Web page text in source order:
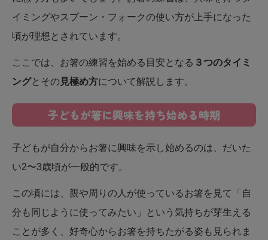
イミングやスプーン・フォークの使い方が上手になった
頃が理想とされています。
ここでは、お箸の練習を始める目安となる ３つのタイミ
ングとその見極め方について解説します。
子どもが箸に興味を持ち始める時期
子どもが自分からお箸に興味を示し始めるのは、だいた
い2〜3歳頃が一般的です。
この頃には、親や周りの人が使っているお箸を見て「自
分も同じように使ってみたい」という気持ちが芽生える
ことが多く、好奇心からお箸を持ちたがる姿も見られま